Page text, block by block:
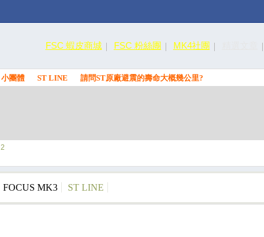
FSC 蝦皮商城 FSC 粉絲團 MK4社團
小團體 ST LINE 請問ST原廠避震的壽命大概幾公里?
2
FOCUS MK3 ST LINE